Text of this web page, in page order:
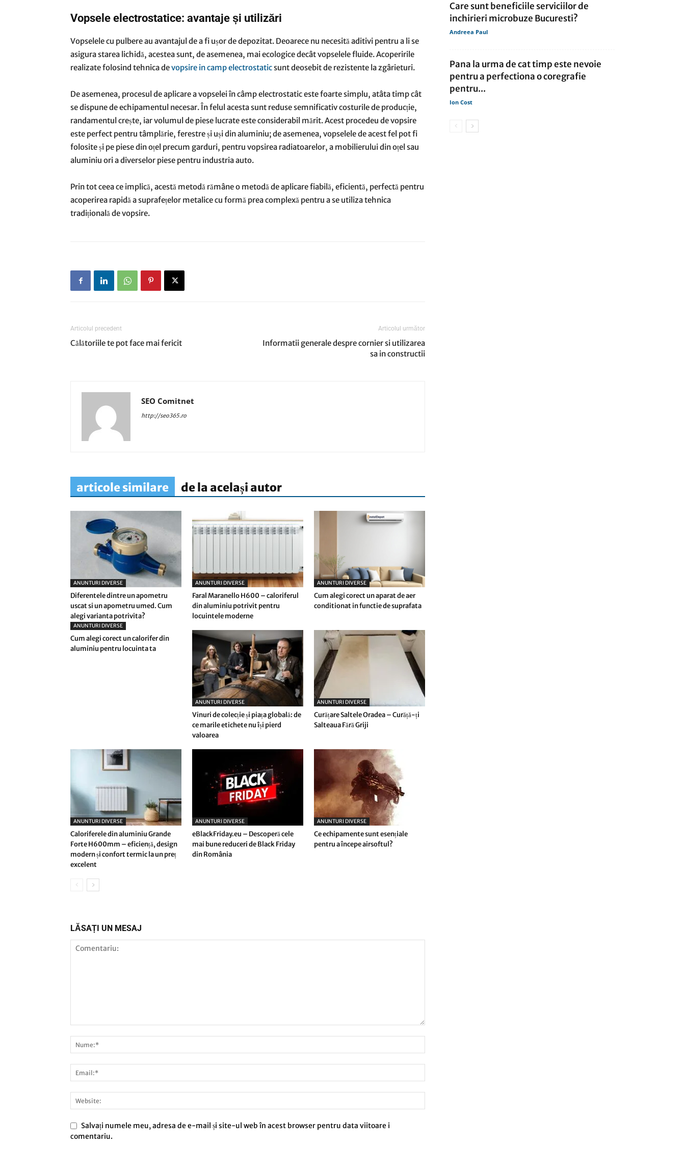
Vopsele electrostatice: avantaje și utilizări
Vopselele cu pulbere au avantajul de a fi ușor de depozitat. Deoarece nu necesită aditivi pentru a li se
asigura starea lichidă, acestea sunt, de asemenea, mai ecologice decât vopselele fluide. Acoperirile
realizate folosind tehnica devopsire in camp electrostaticsunt deosebit de rezistente la zgârieturi.
De asemenea, procesul de aplicare a vopselei în câmp electrostatic este foarte simplu, atâta timp cât
se dispune de echipamentul necesar. În felul acesta sunt reduse semnificativ costurile de producție,
randamentul crește, iar volumul de piese lucrate este considerabil mărit. Acest procedeu de vopsire
este perfect pentru tâmplărie, ferestre și uși din aluminiu; de asemenea, vopselele de acest fel pot fi
folosite și pe piese din oțel precum garduri, pentru vopsirea radiatoarelor, a mobilierului din oțel sau
aluminiu ori a diverselor piese pentru industria auto.
Prin tot ceea ce implică, acestă metodă rămâne o metodă de aplicare fiabilă, eficientă, perfectă pentru
acoperirea rapidă a suprafețelor metalice cu formă prea complexă pentru a se utiliza tehnica
tradițională de vopsire.
Articolul precedent
Călătoriile te pot face mai fericit
Articolul următor
Informatii generale despre cornier si utilizarea
sa in constructii
SEO Comitnet
http://seo365.ro
articole similare de la același autor
ANUNTURI DIVERSE
Diferentele dintre un apometru
uscat si un apometru umed. Cum
alegi varianta potrivita?
ANUNTURI DIVERSE
Faral Maranello H600 – caloriferul
din aluminiu potrivit pentru
locuintele moderne
ANUNTURI DIVERSE
Cum alegi corect un aparat de aer
conditionat in functie de suprafata
ANUNTURI DIVERSE
Cum alegi corect un calorifer din
aluminiu pentru locuinta ta
ANUNTURI DIVERSE
Vinuri de colecție și piața globală: de
ce marile etichete nu își pierd
valoarea
ANUNTURI DIVERSE
Curățare Saltele Oradea – Curăță-ți
Salteaua Fără Griji
ANUNTURI DIVERSE
Caloriferele din aluminiu Grande
Forte H600mm – eficiență, design
modern și confort termic la un preț
excelent
ANUNTURI DIVERSE
eBlackFriday.eu – Descoperă cele
mai bune reduceri de Black Friday
din România
ANUNTURI DIVERSE
Ce echipamente sunt esențiale
pentru a începe airsoftul?
LĂSAȚI UN MESAJ
Salvați numele meu, adresa de e-mail și site-ul web în acest browser pentru data viitoare i
comentariu.
Care sunt beneficiile serviciilor de
inchirieri microbuze Bucuresti?
Andreea Paul
Pana la urma de cat timp este nevoie
pentru a perfectiona o coregrafie
pentru...
Ion Cost